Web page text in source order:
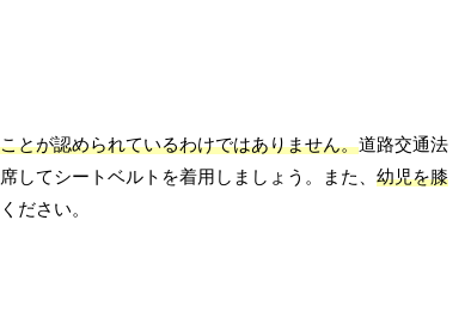
とが認められているわけではありません。道路交通法
してシートベルトを着用しましょう。また、 幼児を膝
ださい。